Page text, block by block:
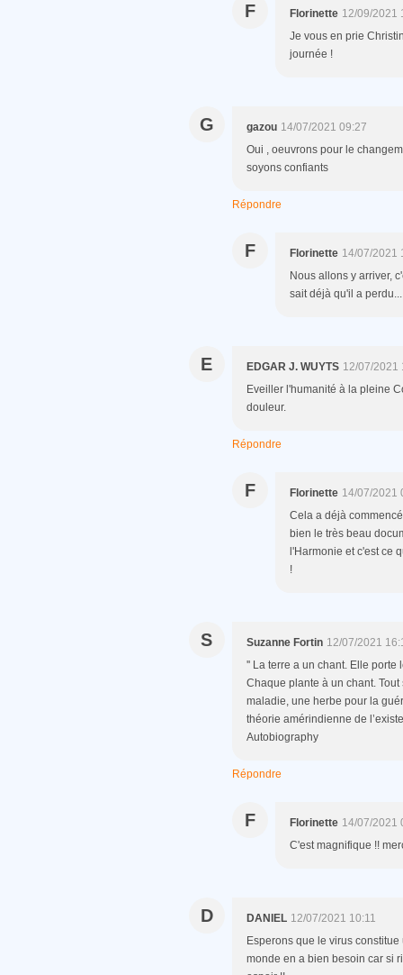
F Florinette 12/09/2021
Je vous en prie
journée !
G gazou 14/07/2021 09:27
Oui , oeuvrons pour le
soyons confiants
Répondre
F Florinette 14/07/2021
Nous allons y arriver,
sait déjà qu'il a perdu...
E EDGAR J. WUYTS 12/07/2021
Eveiller l'humanité à la pleine
douleur.
Répondre
F Florinette 14/07/2021
Cela a déjà
bien le très beau
l'Harmonie et c'est ce
!
S Suzanne Fortin 12/07/2021
'' La terre a un chant. Elle
Chaque plante à un chant.
maladie, une herbe pour la
théorie amérindienne de
Autobiography
Répondre
F Florinette 14/07/2021
C'est magnifique !!
D DANIEL 12/07/2021 10:11
Esperons que le virus
monde en a bien besoin car si